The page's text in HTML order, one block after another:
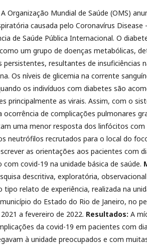
A Organização Mundial de Saúde (OMS)
causada pelo Coronavírus Disease
de Saúde Pública Internacional. O
um grupo de doenças metabólicas,
persistentes, resultantes de insuficiências
Os níveis de glicemia na corrente
os indivíduos com diabetes são
principalmente as virais. Assim, com o
ocorrência de complicações pulmonares
uma menor resposta dos linfócitos com
neutrófilos recrutados para o local do
as orientações aos pacientes com
com covid-19 na unidade básica de saúde.
descritiva, exploratória,
tipo relato de experiência, realizada na
do Estado do Rio de Janeiro, no
a fevereiro de 2022. Resultados: A
da covid-19 em pacientes com
à unidade preocupados e com